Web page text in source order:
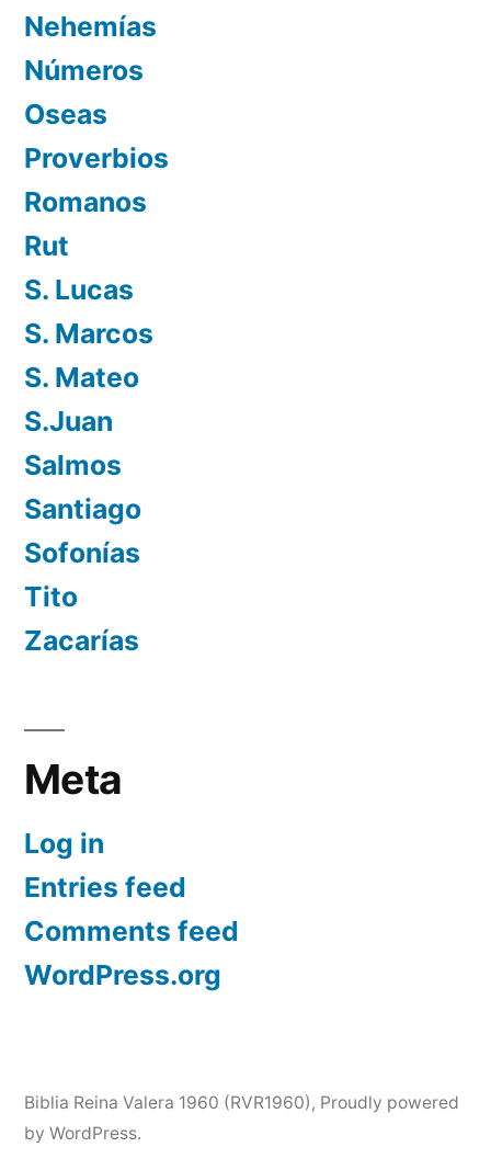
Nehemías
Números
Oseas
Proverbios
Romanos
Rut
S. Lucas
S. Marcos
S. Mateo
S.Juan
Salmos
Santiago
Sofonías
Tito
Zacarías
Meta
Log in
Entries feed
Comments feed
WordPress.org
Biblia Reina Valera 1960 (RVR1960) , Proudly powered
by WordPress.